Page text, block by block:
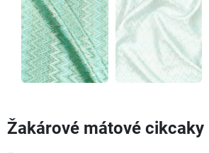
Žakárové mátové cikcaky